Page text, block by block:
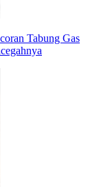
Tabung Gas